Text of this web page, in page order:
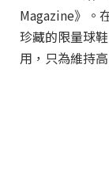
Magazine》。
珍藏的限量球
用，只為維持